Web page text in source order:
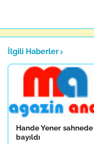
İlgili Haberler
Hande Yener sahnede
bayıldı